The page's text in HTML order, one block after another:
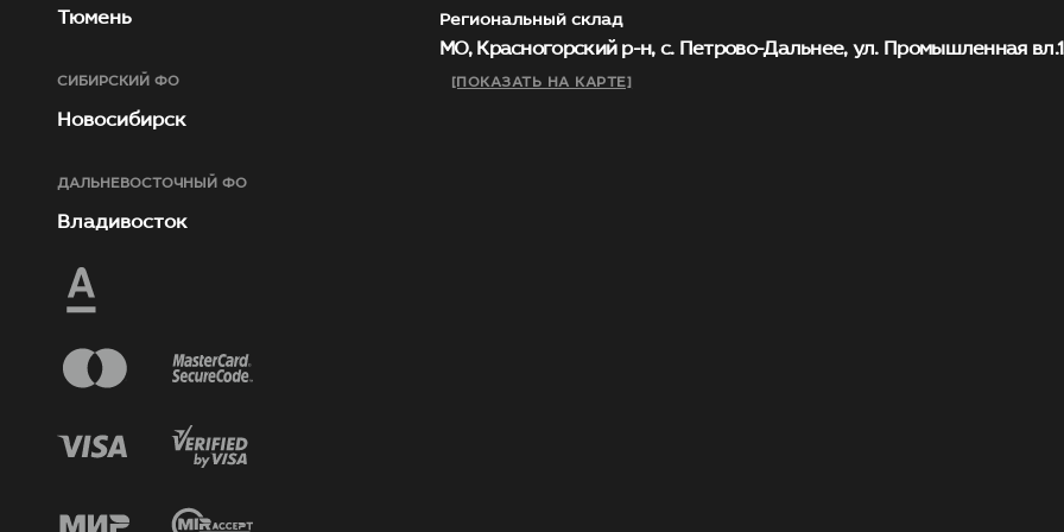
Тюмень
СИБИРСКИЙ ФО
Новосибирск
ДАЛЬНЕВОСТОЧНЫЙ ФО
Владивосток
Региональный склад
МО, Красногорский р-н, с. Петрово-Дальнее, ул. Промышленная
[ПОКАЗАТЬ НА КАРТЕ]